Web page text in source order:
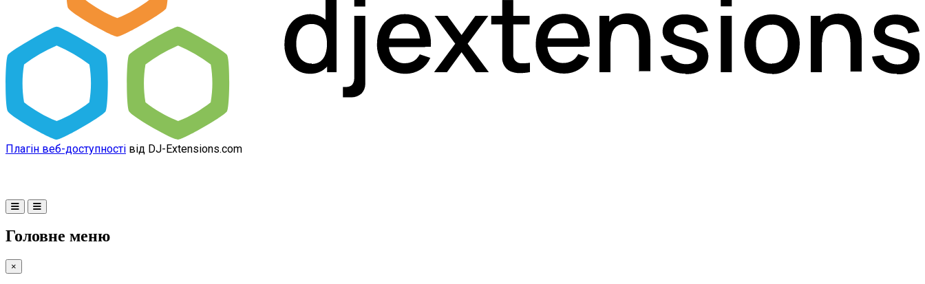
Плагін веб-доступності від DJ-Extensions.com
Головне меню
×